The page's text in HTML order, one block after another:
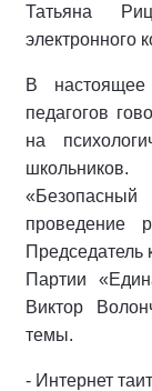
Татьяна
электронного
В
педагогов
на
проведение
Председатель
Партии
Виктор
темы.
- Интернет